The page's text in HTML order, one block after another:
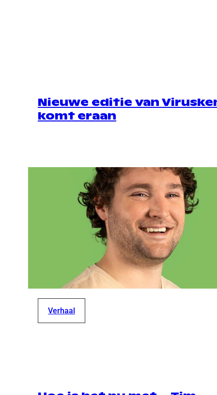
Nieuwe editie van
komt eraan
Verhaal